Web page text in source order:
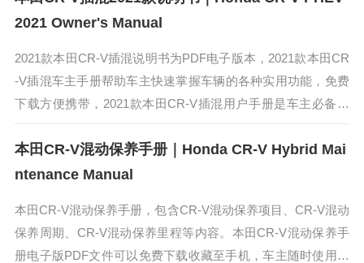
2021 Owner's Manual
2021款本田CR-V插混说明书为PDF电子版本，2021款本田CR
-V插混车主手册帮助车主快速掌握车辆的各种实用功能，免费
下载方便携带，2021款本田CR-V插混用户手册是车主必备的
电子使用手册。2021款本田CR-V插混的外观与普通版车...
本田CR-V混动保养手册｜Honda CR-V Hybrid Mai
ntenance Manual
本田CR-V混动保养手册，包含CR-V混动保养项目、CR-V混动
保养周期、CR-V混动保养里程等内容。本田CR-V混动保养手
册电子版PDF文件可以免费下载收藏至手机，车主随时使用更